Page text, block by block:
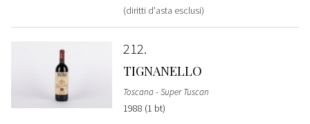
(diritti d'asta esclusi)
212
TIGNANELLO
Toscana - Super Tuscan
1988 (1 bt)